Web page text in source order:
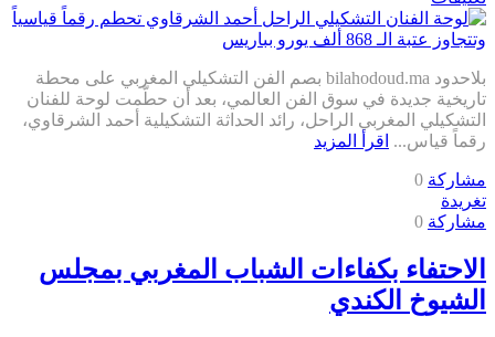
بلاحدود bilahodoud.ma بصم الفن التشكيلي المغربي على محطة
تاريخية جديدة في سوق الفن العالمي، بعد أن حطّمت لوحة للفنان
التشكيلي المغربي الراحل، رائد الحداثة التشكيلية أحمد الشرقاوي،
رقماً قياس... اقرأ المزيد
مشاركة 0
تغريدة
مشاركة 0
الاحتفاء بكفاءات الشباب المغربي بمجلس
الشيوخ الكندي